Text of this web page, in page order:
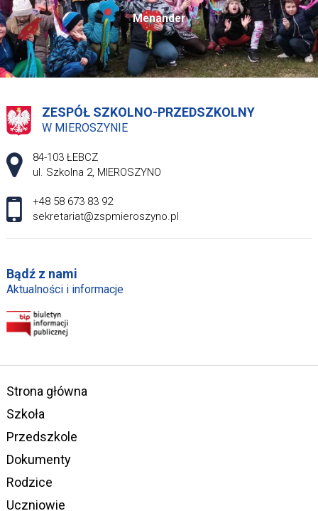
Menander
ZESPÓŁ SZKOLNO-PRZEDSZKOLNY
W MIEROSZYNIE
Adres pocztowy:
84-103 ŁEBCZ
ul. Szkolna 2, MIEROSZYNO
+48 58 673 83 92
sekretariat@zspmieroszyno.pl
Bądź z nami
Aktualności i informacje
Strona główna
Szkoła
Przedszkole
Dokumenty
Rodzice
Uczniowie